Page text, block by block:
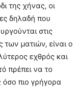
της χήνας, οι
δηλαδή που
στις
των ματιών, είναι ο
εχθρός και
πρέπει να το
όσο πιο γρήγορα